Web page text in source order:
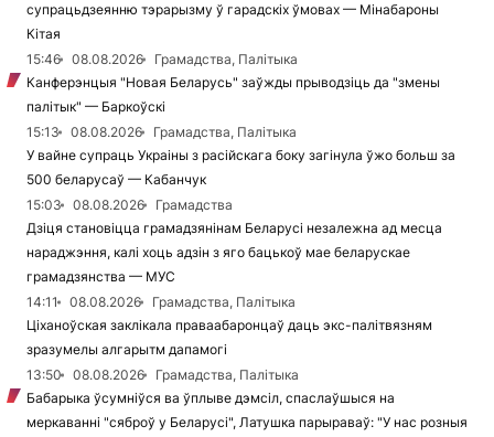
супрацьдзеянню тэрарызму ў гарадскіх ўмовах — Мінабароны
Кітая
15:46
08.08.2026
Грамадства, Палітыка
Канферэнцыя "Новая Беларусь" заўжды прыводзіць да "змены
палітык" — Баркоўскі
15:13
08.08.2026
Грамадства, Палітыка
У вайне супраць Украіны з расійскага боку загінула ўжо больш за
500 беларусаў — Кабанчук
15:03
08.08.2026
Грамадства
Дзіця становіцца грамадзянінам Беларусі незалежна ад месца
нараджэння, калі хоць адзін з яго бацькоў мае беларускае
грамадзянства — МУС
14:11
08.08.2026
Грамадства, Палітыка
Ціханоўская заклікала праваабаронцаў даць экс-палітвязням
зразумелы алгарытм дапамогі
13:50
08.08.2026
Грамадства, Палітыка
Бабарыка ўсумніўся ва ўплыве дэмсіл, спаслаўшыся на
меркаванні "сяброў у Беларусі", Латушка парыраваў: "У нас розныя